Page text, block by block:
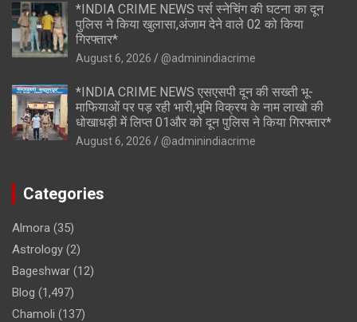
*INDIA CRIME NEWS पर्स स्नेचिंग की घटना का दून
पुलिस ने किया खुलासा,अंजाम देने वाले 02 को किया
गिरफ्तार*
August 6, 2026 @adminindiacrime
*INDIA CRIME NEWS एसएसपी दून की सख्ती भू-
माफियाओं पर पड़ रही भारी,भूमि विक्रय के नाम लाखो की
धोखाधड़ी में लिप्त 01और को दून पुलिस ने किया गिरफ्तार*
August 6, 2026 @adminindiacrime
Categories
Almora (35)
Astrology (2)
Bageshwar (12)
Blog (1,497)
Chamoli (137)